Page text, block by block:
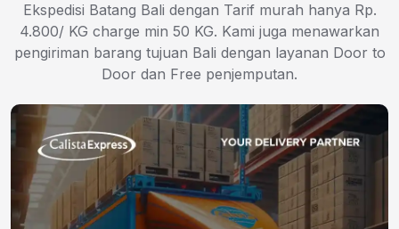
Ekspedisi Batang Bali dengan Tarif murah hanya Rp.
4.800/ KG charge min 50 KG. Kami juga menawarkan
pengiriman barang tujuan Bali dengan layanan Door to
Door dan Free penjemputan.